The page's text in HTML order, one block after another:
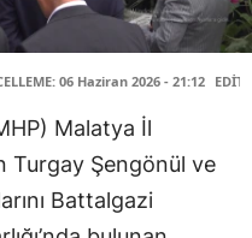
06 Haziran 2026 - 21:12
Malatya İl
Turgay Şengönül ve
Battalgazi